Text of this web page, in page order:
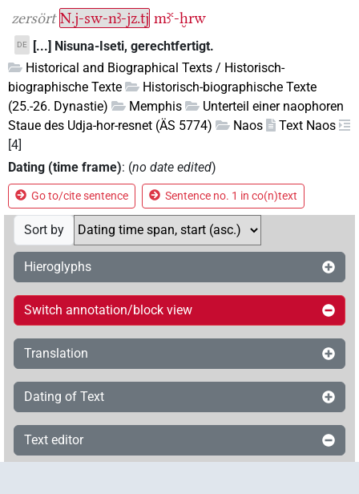
zersört N.j-sw-nꜣ-jz.tj mꜣꜥ-ḫrw
DE
[...] Nisuna-Iseti, gerechtfertigt.
Historical and Biographical Texts / Historisch-
biographische Texte
Historisch-biographische Texte
(25.-26. Dynastie)
Memphis
Unterteil einer naophoren
Staue des Udja-hor-resnet (ÄS 5774)
Naos
Text Naos
[4]
Dating (time frame): (no date edited)
Go to/cite sentence Sentence no. 1 in co(n)text
Sort by
Hieroglyphs
Switch annotation/block view
Translation
Dating of Text
Text editor